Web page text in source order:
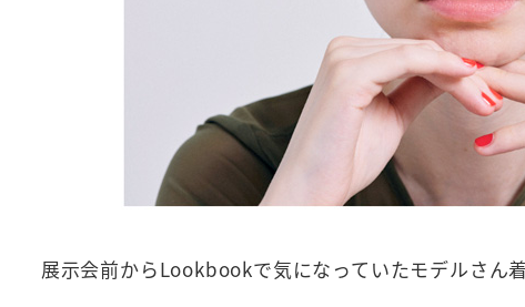
展示会前からLookbookで気になっていたモデルさん